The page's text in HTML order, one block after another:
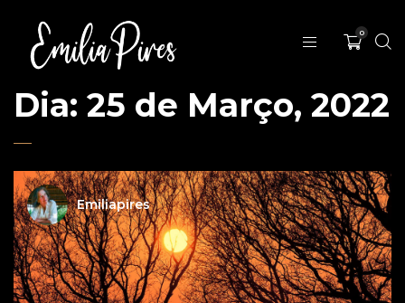
0
Dia: 25 de Março, 2022
Emiliapires